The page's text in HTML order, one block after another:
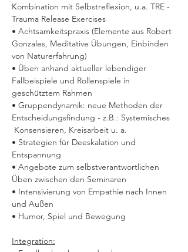
Kombination mit Selbstreflexion, u.a. TRE -
Trauma Release Exercises
• Achtsamkeitspraxis (Elemente aus Robert
Gonzales, Meditative Übungen, Einbinden
von Naturerfahrung)
• Üben anhand aktueller lebendiger
Fallbeispiele und Rollenspiele in
geschütztem Rahmen
• Gruppendynamik: neue Methoden der
Entscheidungsfindung - z.B.: Systemisches
Konsensieren, Kreisarbeit u. a.
• Strategien für Deeskalation und
Entspannung
• Angebote zum selbstverantwortlichen
Üben zwischen den Seminaren
• Intensivierung von Empathie nach Innen
und Außen
• Humor, Spiel und Bewegung
Integration: